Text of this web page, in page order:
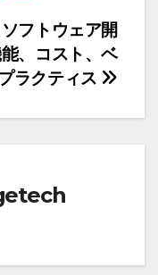
フトウェア開
、コスト、ベ
ラクティス